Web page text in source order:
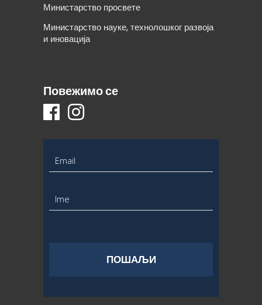
Министарство просвете
Министарство науке, технолошког развоја
и иновација
Повежимо се